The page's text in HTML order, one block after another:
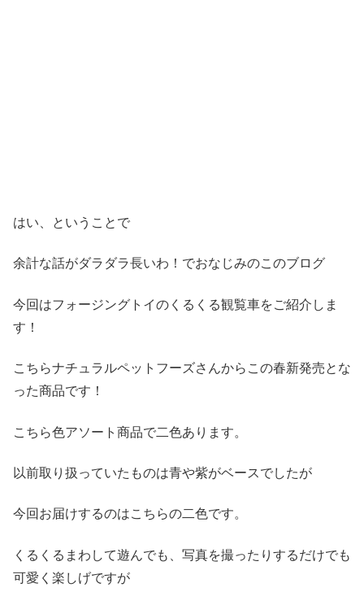
はい、ということで
余計な話がダラダラ長いわ！でおなじみのこのブログ
今回はフォージングトイのくるくる観覧車をご紹介しま
す！
こちらナチュラルペットフーズさんからこの春新発売とな
った商品です！
こちら色アソート商品で二色あります。
以前取り扱っていたものは青や紫がベースでしたが
今回お届けするのはこちらの二色です。
くるくるまわして遊んでも、写真を撮ったりするだけでも
可愛く楽しげですが